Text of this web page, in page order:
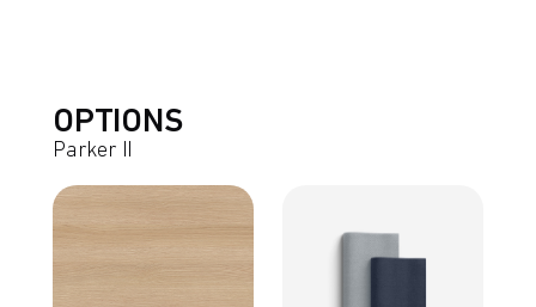
OPTIONS
Parker II